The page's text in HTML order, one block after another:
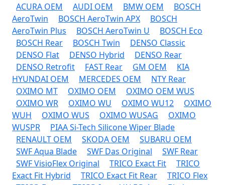
ACURA OEM AUDI OEM BMW OEM
BOSCH
AeroTwin
BOSCH AeroTwin APX
BOSCH
AeroTwin Plus
BOSCH AeroTwin U
BOSCH Eco
BOSCH Rear
BOSCH Twin
DENSO Classic
DENSO Flat
DENSO Hybrid
DENSO Rear
DENSO Retrofit
FAST Rear GM OEM
KIA
HYUNDAI OEM
MERCEDES OEM
NTY Rear
OXIMO MT
OXIMO OEM
OXIMO OEM WUS
OXIMO WR
OXIMO WU OXIMO WU12
OXIMO
WUH
OXIMO WUS OXIMO WUSAG
OXIMO
WUSPR
PIAA Si-Tech Silicone Wiper Blade
RENAULT OEM
SKODA OEM
SUBARU OEM
SWF Aqua Blade
SWF Das Original
SWF Rear
SWF VisioFlex Original
TRICO Exact Fit
TRICO
Exact Fit Hybrid
TRICO Exact Fit Rear
TRICO Flex